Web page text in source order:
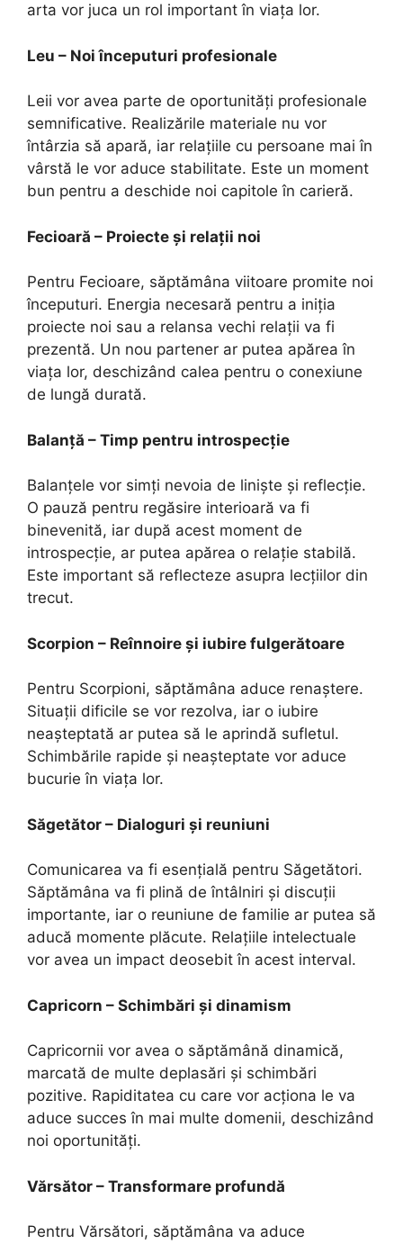
arta vor juca un rol important în viața lor.
Leu – Noi începuturi profesionale
Leii vor avea parte de oportunități profesionale
semnificative. Realizările materiale nu vor
întârzia să apară, iar relațiile cu persoane mai în
vârstă le vor aduce stabilitate. Este un moment
bun pentru a deschide noi capitole în carieră.
Fecioară – Proiecte și relații noi
Pentru Fecioare, săptămâna viitoare promite noi
începuturi. Energia necesară pentru a iniția
proiecte noi sau a relansa vechi relații va fi
prezentă. Un nou partener ar putea apărea în
viața lor, deschizând calea pentru o conexiune
de lungă durată.
Balanță – Timp pentru introspecție
Balanțele vor simți nevoia de liniște și reflecție.
O pauză pentru regăsire interioară va fi
binevenită, iar după acest moment de
introspecție, ar putea apărea o relație stabilă.
Este important să reflecteze asupra lecțiilor din
trecut.
Scorpion – Reînnoire și iubire fulgerătoare
Pentru Scorpioni, săptămâna aduce renaștere.
Situații dificile se vor rezolva, iar o iubire
neașteptată ar putea să le aprindă sufletul.
Schimbările rapide și neașteptate vor aduce
bucurie în viața lor.
Săgetător – Dialoguri și reuniuni
Comunicarea va fi esențială pentru Săgetători.
Săptămâna va fi plină de întâlniri și discuții
importante, iar o reuniune de familie ar putea să
aducă momente plăcute. Relațiile intelectuale
vor avea un impact deosebit în acest interval.
Capricorn – Schimbări și dinamism
Capricornii vor avea o săptămână dinamică,
marcată de multe deplasări și schimbări
pozitive. Rapiditatea cu care vor acționa le va
aduce succes în mai multe domenii, deschizând
noi oportunități.
Vărsător – Transformare profundă
Pentru Vărsători, săptămâna va aduce